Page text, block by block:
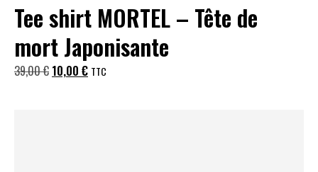
Tee shirt MORTEL – Tête de
mort Japonisante
39,00€ Le
10,00 €LeTTC